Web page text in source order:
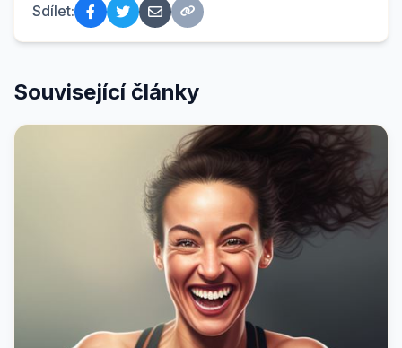
Sdílet:
Související články